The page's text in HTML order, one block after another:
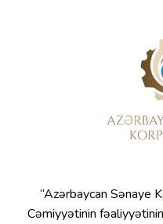
“Azərbaycan Sənaye
Cəmiyyətinin